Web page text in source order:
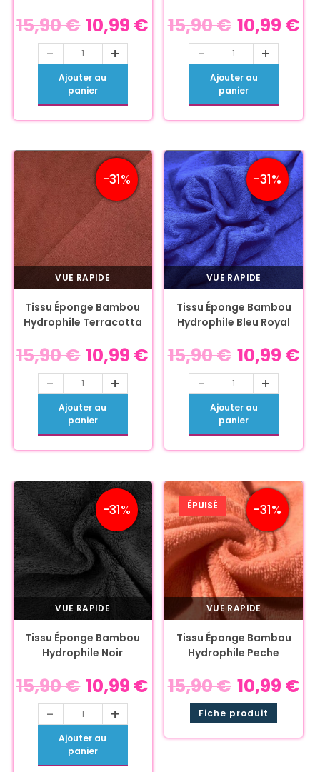
15,90€ 10,99 €
- +
Ajouter au
panier
15,90€ 10,99 €
- +
Ajouter au
panier
-31%
VUE RAPIDE
Tissu Éponge Bambou
Hydrophile Terracotta
15,90€ 10,99 €
- +
Ajouter au
panier
-31%
VUE RAPIDE
Tissu Éponge Bambou
Hydrophile Bleu Royal
15,90€ 10,99 €
- +
Ajouter au
panier
-31%
VUE RAPIDE
Tissu Éponge Bambou
Hydrophile Noir
15,90€ 10,99 €
- +
Ajouter au
panier
-31%
ÉPUISÉ
VUE RAPIDE
Tissu Éponge Bambou
Hydrophile Peche
15,90€ 10,99 €
Fiche produit